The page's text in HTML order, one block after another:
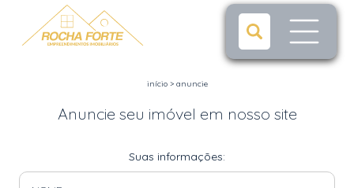
início> anuncie
Anuncie seu imóvel em nosso site
Suas informações: